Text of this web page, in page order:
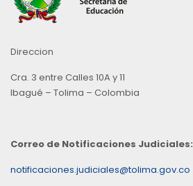
Direccion
Cra. 3 entre Calles 10A y 11
Ibagué – Tolima – Colombia
Correo de Notificaciones Judiciales:
notificaciones.judiciales@tolima.gov.co